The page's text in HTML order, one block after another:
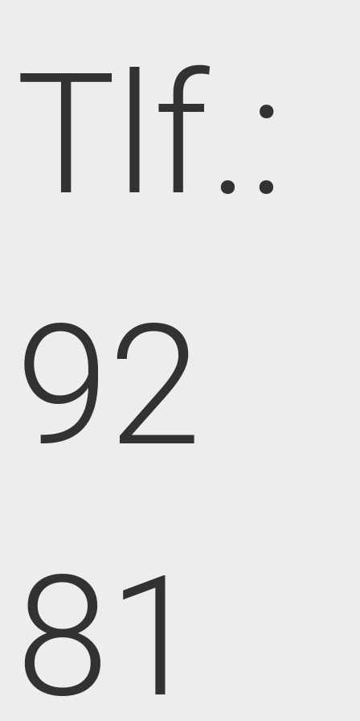
Tlf.:
92
81